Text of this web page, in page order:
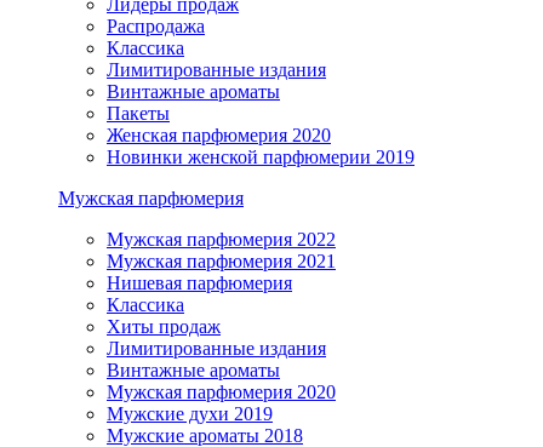
Лидеры продаж
Распродажа
Классика
Лимитированные издания
Винтажные ароматы
Пакеты
Женская парфюмерия 2020
Новинки женской парфюмерии 2019
Мужская парфюмерия
Мужская парфюмерия 2022
Мужская парфюмерия 2021
Нишевая парфюмерия
Классика
Хиты продаж
Лимитированные издания
Винтажные ароматы
Мужская парфюмерия 2020
Мужские духи 2019
Мужские ароматы 2018